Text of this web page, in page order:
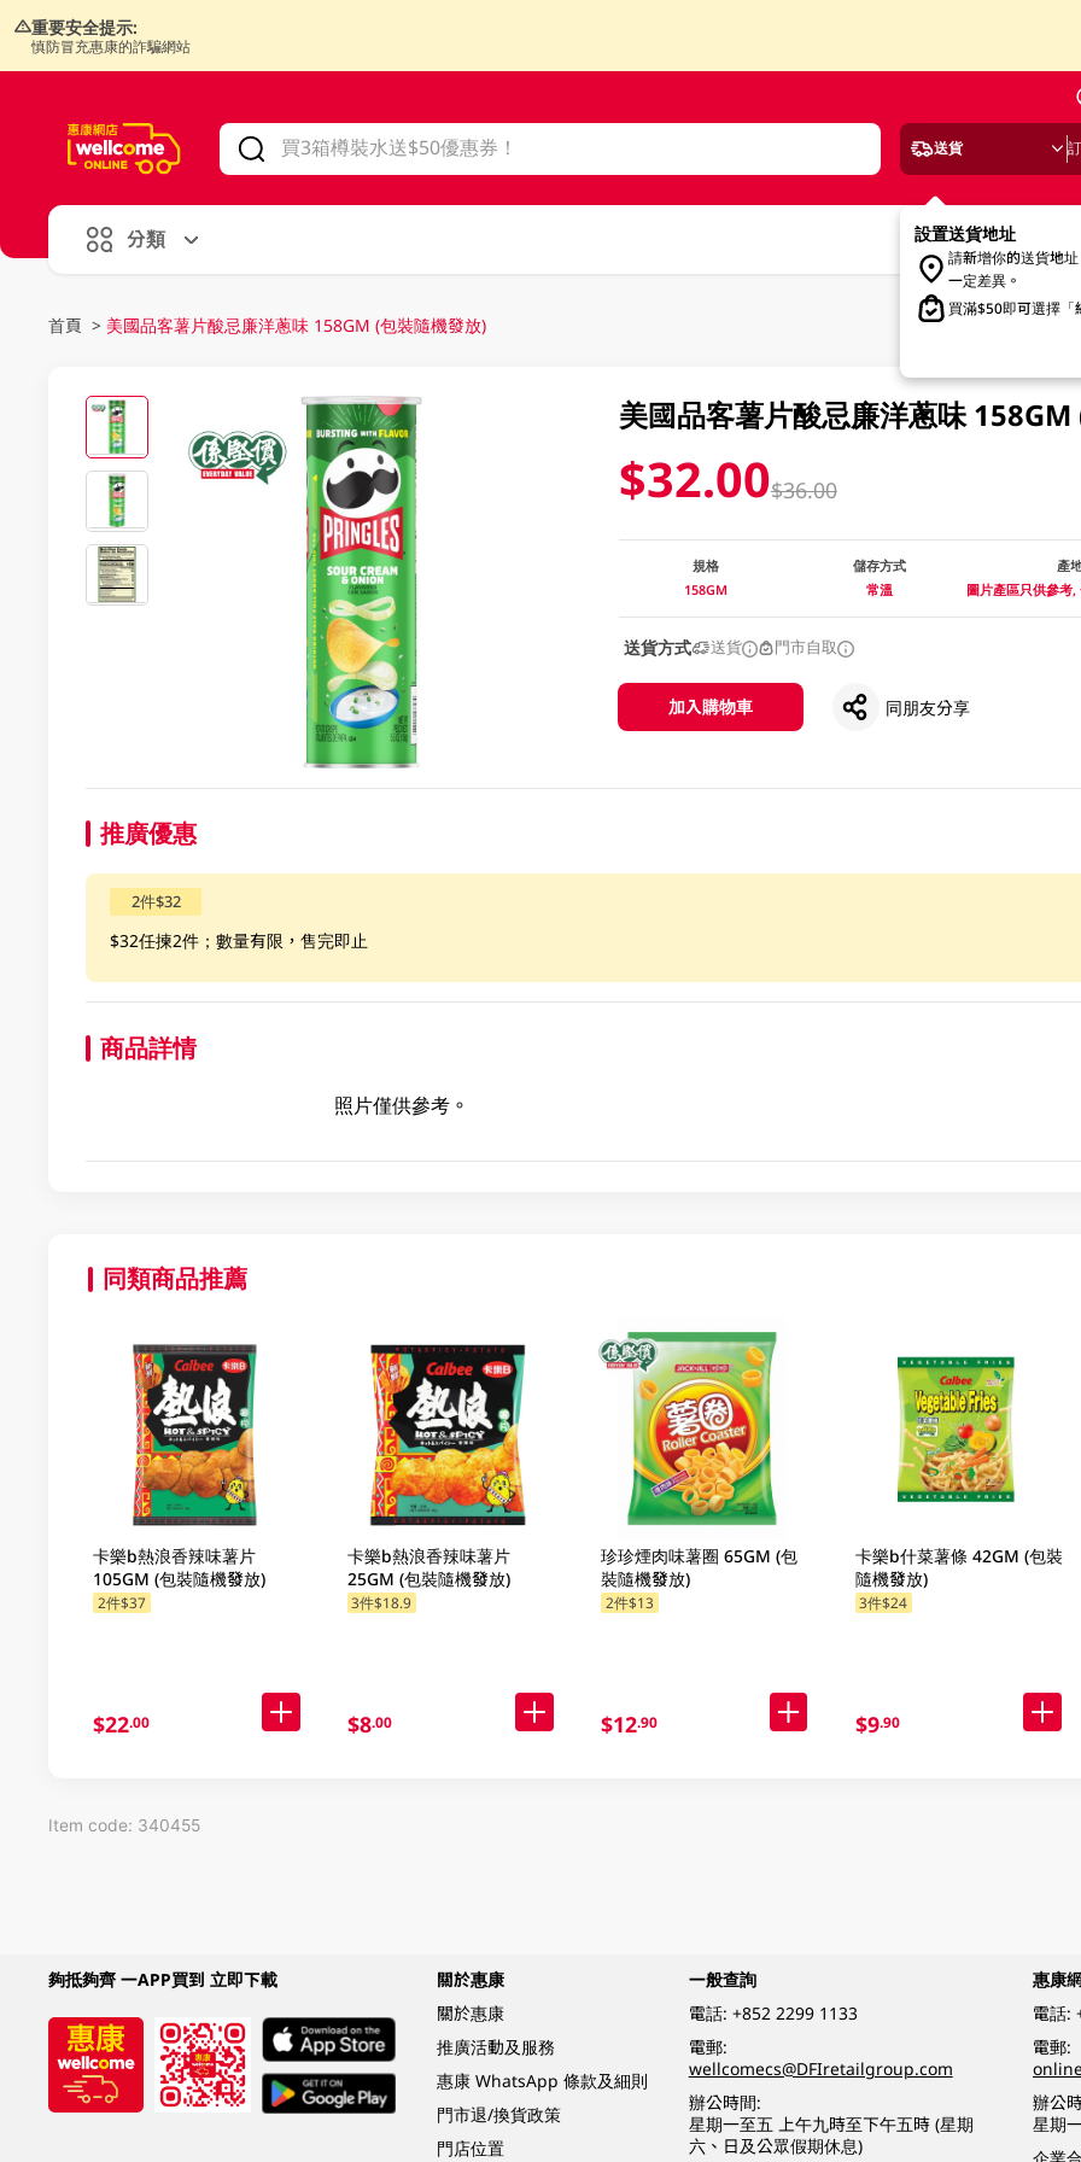
重要安全提示:
慎防冒充惠康的詐騙網站
送貨
設置送貨地址
請新增你的送貨地
一定差異。
買滿$50即可選擇「
分類
首頁 > 美國品客薯片酸忌廉洋蔥味 158GM (包裝隨機發放)
美國品客薯片酸忌廉洋蔥味
$32.00$36.00
規格
158GM
儲存方式
常溫
產
圖片產區只供參考
送貨方式 送貨 門市自取
加入購物車 同朋友分享
推廣優惠
2件$32
$32任揀2件；數量有限，售完即止
商品詳情
照片僅供參考。
同類商品推薦
卡樂b熱浪香辣味薯片
105GM (包裝隨機發放)
2件$37
$22.00
卡樂b熱浪香辣味薯片
25GM (包裝隨機發放)
3件$18.9
$8.00
珍珍煙肉味薯圈 65GM (包
裝隨機發放)
2件$13
$12.90
卡樂b什菜薯條 42GM (包裝
隨機發放)
3件$24
$9.90
Item code: 340455
夠抵夠齊 一APP買到 立即下載
關於惠康
關於惠康
推廣活動及服務
惠康 WhatsApp 條款及細則
門市退/換貨政策
門店位置
一般查詢
電話: +852 2299 1133
電郵:
wellcomecs@DFIretailgroup.com
辦公時間:
星期一至五 上午九時至下午五時 (星期
六、日及公眾假期休息)
惠康
電話:
電郵:
辦公
星期